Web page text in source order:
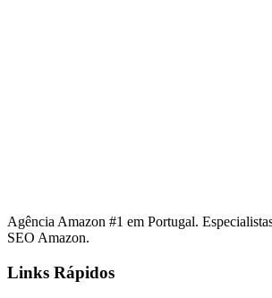
Agência Amazon #1 em Portugal.
SEO Amazon.
Links Rápidos